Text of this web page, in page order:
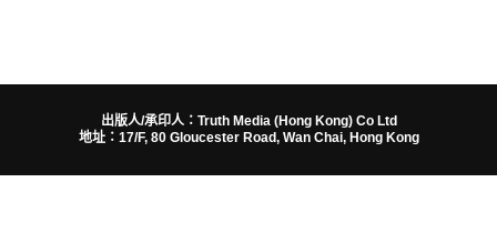
出版人/承印人：Truth Media (Hong Kong) Co Ltd
地址：17/F, 80 Gloucester Road, Wan Chai, Hong Kong